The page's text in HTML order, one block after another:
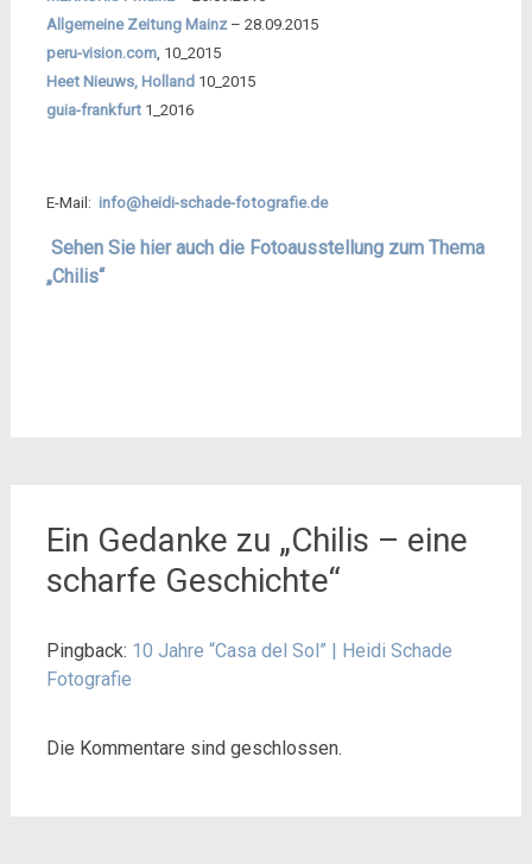
Allgemeine Zeitung Mainz– 28.09.2015
peru-vision.com, 10_2015
Heet Nieuws, Holland10_2015
guia-frankfurt 1_2016
E-Mail: info@heidi-schade-fotografie.de
Sehen Sie hier auch die Fotoausstellung zum Thema
„Chilis“
Ein Gedanke zu „Chilis – eine
scharfe Geschichte“
Pingback: 10 Jahre “Casa del Sol” | Heidi Schade
Fotografie
Die Kommentare sind geschlossen.